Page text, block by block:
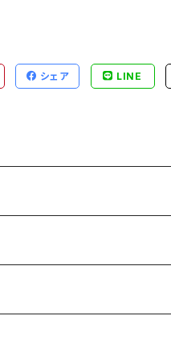
シェア LINE